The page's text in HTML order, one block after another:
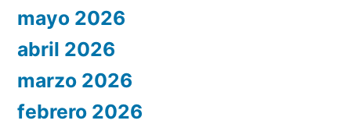
mayo 2026
abril 2026
marzo 2026
febrero 2026